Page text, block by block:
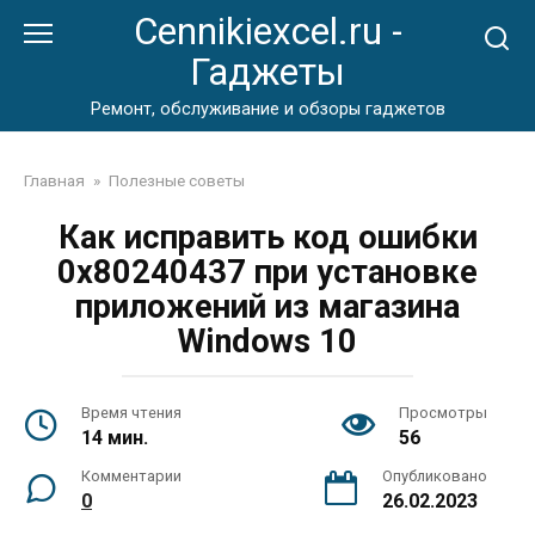
Cennikiexcel.ru -
Гаджеты
Ремонт, обслуживание и обзоры гаджетов
Главная » Полезные советы
Как исправить код ошибки
0x80240437 при установке
приложений из магазина
Windows 10
Время чтения
14 мин.
Просмотры
56
Комментарии
0
Опубликовано
26.02.2023